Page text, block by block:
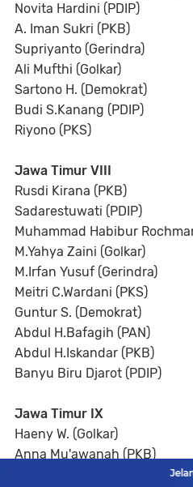
Novita Hardini (PDIP)
A. Iman Sukri (PKB)
Supriyanto (Gerindra)
Ali Mufthi (Golkar)
Sartono H. (Demokrat)
Budi S.Kanang (PDIP)
Riyono (PKS)
Jawa Timur VIII
Rusdi Kirana (PKB)
Sadarestuwati (PDIP)
Muhammad Habibur
M.Yahya Zaini (Golkar)
M.Irfan Yusuf (Gerindra)
Meitri C.Wardani (PKS)
Guntur S. (Demokrat)
Abdul H.Bafagih (PAN)
Abdul H.Iskandar (PKB)
Banyu Biru Djarot (PDIP)
Jawa Timur IX
Haeny W. (Golkar)
Anna Mu'awanah (PKB)
Jelang